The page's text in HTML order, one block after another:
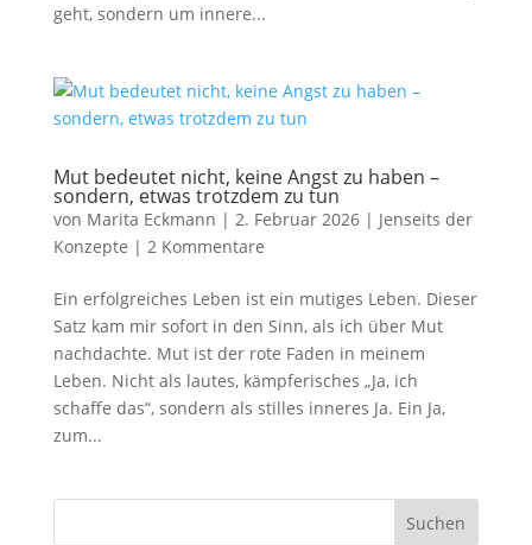
geht, sondern um innere...
Mut bedeutet nicht, keine Angst zu haben –
sondern, etwas trotzdem zu tun
von Marita Eckmann | 2. Februar 2026| Jenseits der
Konzepte | 2 Kommentare
Ein erfolgreiches Leben ist ein mutiges Leben. Dieser
Satz kam mir sofort in den Sinn, als ich über Mut
nachdachte. Mut ist der rote Faden in meinem
Leben. Nicht als lautes, kämpferisches „Ja, ich
schaffe das“, sondern als stilles inneres Ja. Ein Ja,
zum...
Suchen